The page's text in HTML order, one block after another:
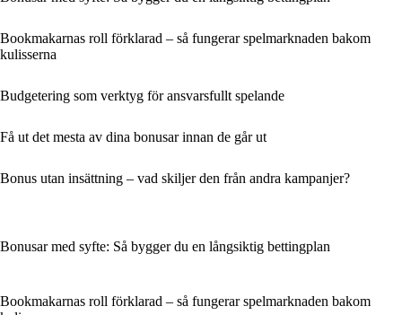
Bookmakarnas roll förklarad – så fungerar spelmarknaden bakom
kulisserna
Budgetering som verktyg för ansvarsfullt spelande
Få ut det mesta av dina bonusar innan de går ut
Bonus utan insättning – vad skiljer den från andra kampanjer?
Bonusar med syfte: Så bygger du en långsiktig bettingplan
Bookmakarnas roll förklarad – så fungerar spelmarknaden bakom